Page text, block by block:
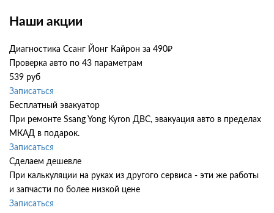
Наши акции
Диагностика Ссанг Йонг Кайрон за 490₽
Проверка авто по 43 параметрам
539 руб
Записаться
Бесплатный эвакуатор
При ремонте Ssang Yong Kyron ДВС, эвакуация авто в пределах
МКАД в подарок.
Записаться
Сделаем дешевле
При калькуляции на руках из другого сервиса - эти же работы
и запчасти по более низкой цене
Записаться